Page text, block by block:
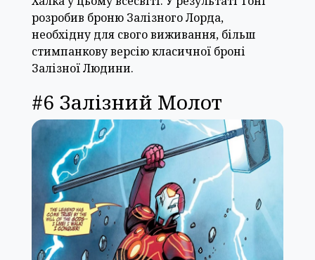
розробив броню Залізного Лорда,
необхідну для свого виживання, більш
стимпанкову версію класичної броні
Залізної Людини.
#6 Залізний Молот